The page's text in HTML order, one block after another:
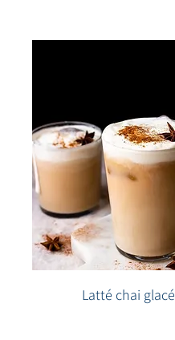
Latté chai glacé